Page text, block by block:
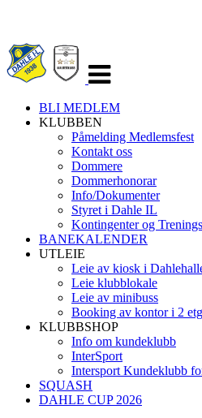
navigasjon
BLI MEDLEM
KLUBBEN
Påmelding Medlemsfest
Kontakt oss
Dommere
Dommerhonorar
Info/Dokumenter
Styret i Dahle IL
Kontingenter og
BANEKALENDER
UTLEIE
Leie av kiosk i
Leie klubblokale
Leie av minibuss
Booking av kontor i 2 etg
KLUBBSHOP
Info om kundeklubb
InterSport
Intersport Kundeklubb
SQUASH
DAHLE CUP 2026